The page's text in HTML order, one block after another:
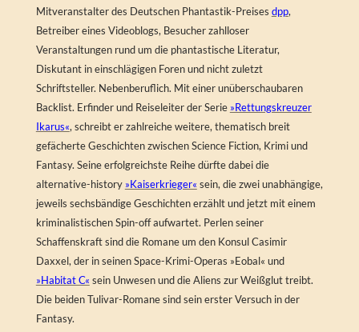
Mitveranstalter des Deutschen Phantastik-Preises dpp,
Betreiber eines Videoblogs, Besucher zahlloser
Veranstaltungen rund um die phantastische Literatur,
Diskutant in einschlägigen Foren und nicht zuletzt
Schriftsteller. Nebenberuflich. Mit einer unüberschaubaren
Backlist. Erfinder und Reiseleiter der Serie »Rettungskreuzer
Ikarus«, schreibt er zahlreiche weitere, thematisch breit
gefächerte Geschichten zwischen Science Fiction, Krimi und
Fantasy. Seine erfolgreichste Reihe dürfte dabei die
alternative-history »Kaiserkrieger« sein, die zwei unabhängige,
jeweils sechsbändige Geschichten erzählt und jetzt mit einem
kriminalistischen Spin-off aufwartet. Perlen seiner
Schaffenskraft sind die Romane um den Konsul Casimir
Daxxel, der in seinen Space-Krimi-Operas »Eobal« und
»Habitat C« sein Unwesen und die Aliens zur Weißglut treibt.
Die beiden Tulivar-Romane sind sein erster Versuch in der
Fantasy.